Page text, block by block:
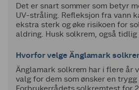
Det er snart sommer som betyr
UV-stråling. Refleksjon fra vann
ekstra sterk og øke risikoen for
aldring. Husk solkrem, også tidlig
Hvorfor velge Änglamark
Änglamark solkrem har i flere
valg for dem som ønsker en trygg